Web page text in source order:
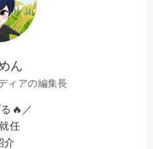
ん
ィアの編集長
🔥／
任
介